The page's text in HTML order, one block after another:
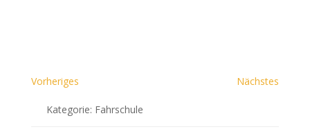
Vorheriges Nächstes
Kategorie: Fahrschule